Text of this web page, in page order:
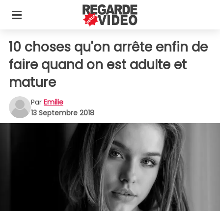
10 choses qu'on arrête enfin de
faire quand on est adulte et
mature
Par Emilie
13 Septembre 2018